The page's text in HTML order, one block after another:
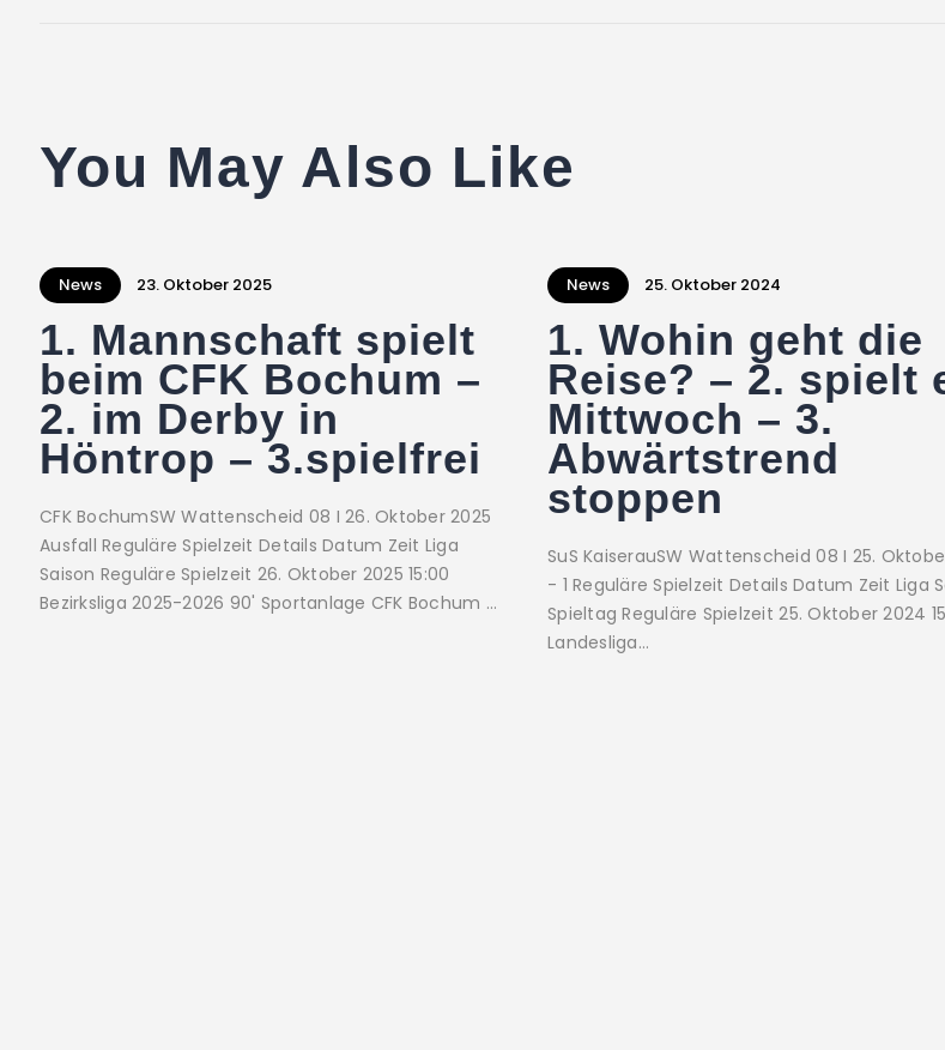
You May Also Like
News 23. Oktober 2025
1. Mannschaft spielt
beim CFK Bochum –
2. im Derby in
Höntrop – 3.spielfrei
CFK BochumSW Wattenscheid 08 I 26. Oktober 2025
Ausfall Reguläre Spielzeit Details Datum Zeit Liga
Saison Reguläre Spielzeit 26. Oktober 2025 15:00
Bezirksliga 2025-2026 90' Sportanlage CFK Bochum …
News 25. Oktober 2024
1. Wohin geht die
Reise? – 2. spielt
Mittwoch – 3.
Abwärtstrend
stoppen
SuS KaiserauSW Wattenscheid 08 I 25.
- 1 Reguläre Spielzeit Details Datum Zeit Liga
Spieltag Reguläre Spielzeit 25. Oktober 2024
Landesliga…